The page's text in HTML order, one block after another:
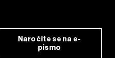
Naročite se na e-
pismo